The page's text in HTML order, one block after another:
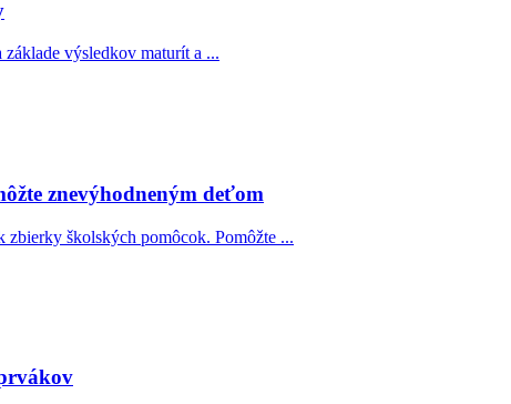
výsledkov maturít a ...
znevýhodneným deťom
zbierky školských pomôcok. Pomôžte ...